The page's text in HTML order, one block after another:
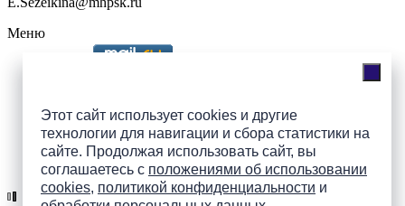
Этот сайт использует cookies и другие
технологии для навигации и сбора статистики на
сайте. Продолжая использовать сайт, вы
соглашаетесь с положениями об использовании
cookies, политикой конфиденциальности и
Меню
Подпишись на группы
ПАИ в соцсетях!